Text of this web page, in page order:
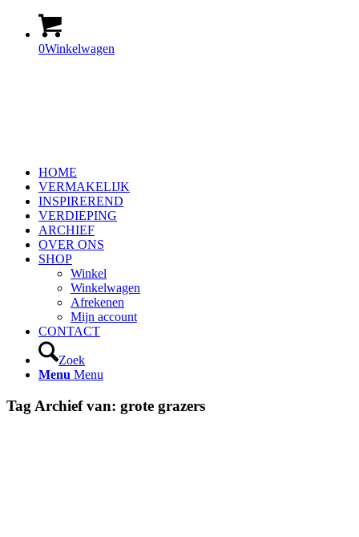
0Winkelwagen
HOME
VERMAKELIJK
INSPIREREND
VERDIEPING
ARCHIEF
OVER ONS
SHOP
Winkel
Winkelwagen
Afrekenen
Mijn account
CONTACT
Zoek
Menu Menu
Tag Archief van: grote grazers